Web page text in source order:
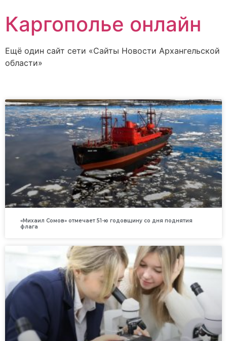
Каргополье онлайн
Ещё один сайт сети «Сайты Новости Архангельской
области»
«Михаил Сомов» отмечает 51-ю годовщину со дня поднятия
флага